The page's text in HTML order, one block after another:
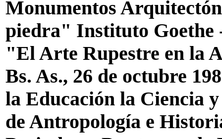
Monumentos
piedra" Instituto Goethe
"El Arte Rupestre en la
Bs. As., 26 de octubre
la Educación la Ciencia
de Antropología e